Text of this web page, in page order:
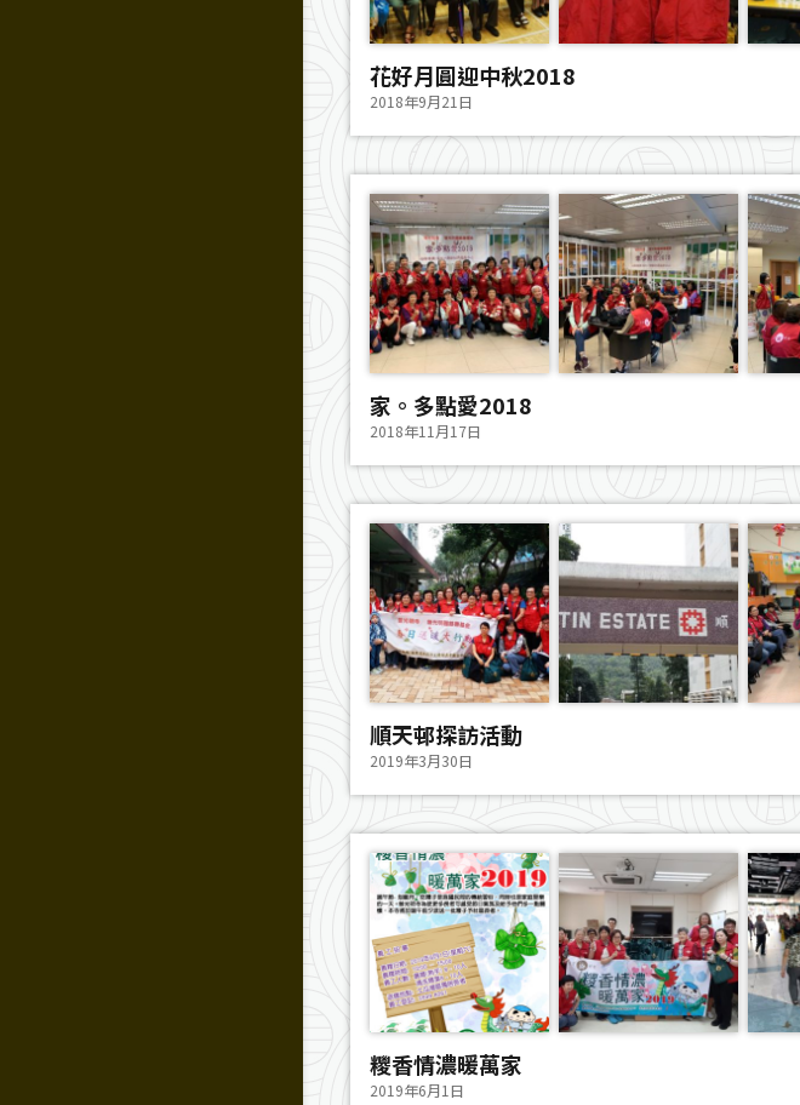
花好月圓迎中秋2018
2018年9月21日
家。多點愛2018
2018年11月17日
順天邨探訪活動
2019年3月30日
糭香情濃暖萬家
2019年6月1日